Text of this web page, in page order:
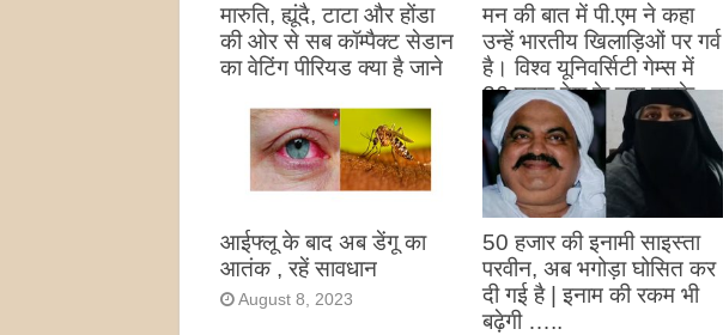
मारुति, ह्यूंदै, टाटा और होंडा
की ओर से सब कॉम्पैक्ट सेडान
का वेटिंग पीरियड क्या है जाने
मन की बात में पी.एम ने कहा
उन्हें भारतीय खिलाड़िओं पर गर्व
है। विश्व यूनिवर्सिटी गेम्स में
26 पदक देश के नाम करके
उन्होंने देश का नाम रोशन किया
है
August 27, 2023
आईफ्लू के बाद अब डेंगू का
आतंक , रहें सावधान
August 8, 2023
50 हजार की इनामी साइस्ता
परवीन, अब भगोड़ा घोसित कर
दी गई है | इनाम की रकम भी
बढ़ेगी …..